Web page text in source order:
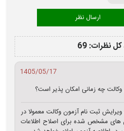
نظرات: 69
1405/05/17
چه زمانی امکان‌ پذیر است؟
ویرایش ثبت نام آزمون وکالت معمولا در
های مشخص‌ شده برای اصلاح اطلاعات